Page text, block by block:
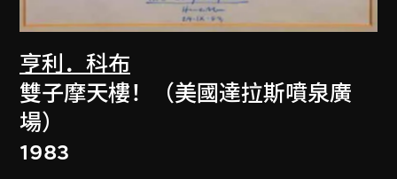
亨利．科布
雙子摩天樓！（美國達拉斯噴泉廣
場）
1983